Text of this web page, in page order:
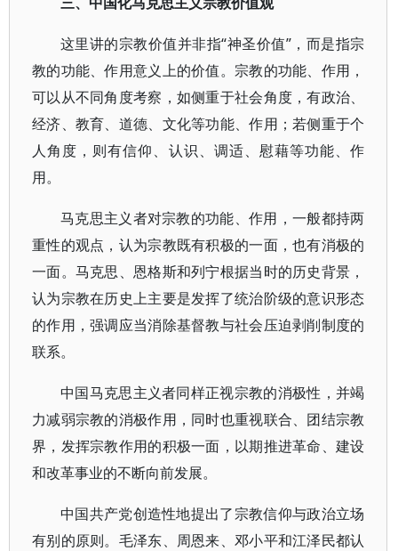
这里讲的宗教价值并非指“神圣价值”，而是指宗
教的功能、作用意义上的价值。宗教的功能、作用，
可以从不同角度考察，如侧重于社会角度，有政治、
经济、教育、道德、文化等功能、作用；若侧重于个
人角度，则有信仰、认识、调适、慰藉等功能、作
用。
马克思主义者对宗教的功能、作用，一般都持两
重性的观点，认为宗教既有积极的一面，也有消极的
一面。马克思、恩格斯和列宁根据当时的历史背景，
认为宗教在历史上主要是发挥了统治阶级的意识形态
的作用，强调应当消除基督教与社会压迫剥削制度的
联系。
中国马克思主义者同样正视宗教的消极性，并竭
力减弱宗教的消极作用，同时也重视联合、团结宗教
界，发挥宗教作用的积极一面，以期推进革命、建设
和改革事业的不断向前发展。
中国共产党创造性地提出了宗教信仰与政治立场
有别的原则。毛泽东、周恩来、邓小平和江泽民都认